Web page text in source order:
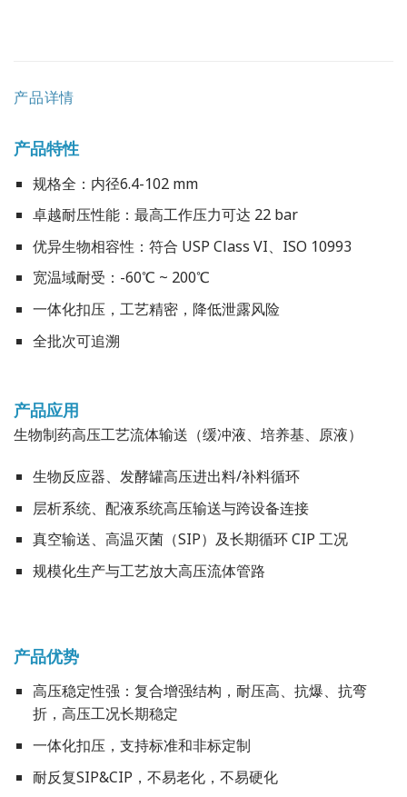
产品详情
产品特性
规格全：内径6.4-102 mm
卓越耐压性能：最高工作压力可达 22 bar
优异生物相容性：符合 USP Class VI、ISO 10993
宽温域耐受：-60℃ ~ 200℃
一体化扣压，工艺精密，降低泄露风险
全批次可追溯
产品应用
生物制药高压工艺流体输送（缓冲液、培养基、原液）
生物反应器、发酵罐高压进出料/补料循环
层析系统、配液系统高压输送与跨设备连接
真空输送、高温灭菌（SIP）及长期循环 CIP 工况
规模化生产与工艺放大高压流体管路
产品优势
高压稳定性强：复合增强结构，耐压高、抗爆、抗弯
折，高压工况长期稳定
一体化扣压，支持标准和非标定制
耐反复SIP&CIP，不易老化，不易硬化